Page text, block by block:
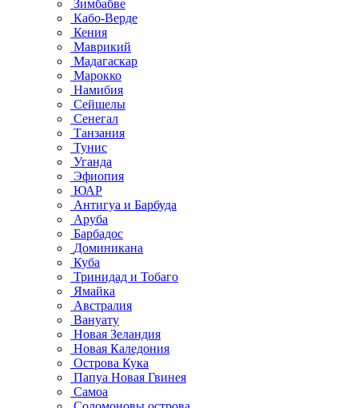
Зимбабве
Кабо-Верде
Кения
Маврикий
Мадагаскар
Марокко
Намибия
Сейшелы
Сенегал
Танзания
Тунис
Уганда
Эфиопия
ЮАР
Антигуа и Барбуда
Аруба
Барбадос
Доминикана
Куба
Тринидад и Тобаго
Ямайка
Австралия
Вануату
Новая Зеландия
Новая Каледония
Острова Кука
Папуа Новая Гвинея
Самоа